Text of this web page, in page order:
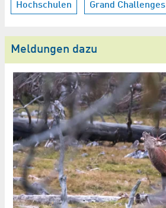
Hochschulen Grand Challenges
Meldungen dazu